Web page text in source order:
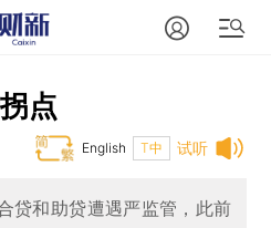
点
试听
T中
English
贷和助贷遭遇严监管，此前